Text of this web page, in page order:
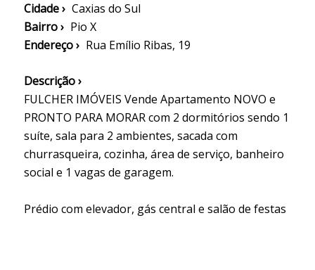
Cidade › Caxias do Sul
Bairro › Pio X
Endereço › Rua Emílio Ribas, 19
Descrição ›
FULCHER IMÓVEIS Vende Apartamento NOVO e
PRONTO PARA MORAR com 2 dormitórios sendo 1
suíte, sala para 2 ambientes, sacada com
churrasqueira, cozinha, área de serviço, banheiro
social e 1 vagas de garagem.
Prédio com elevador, gás central e salão de festas